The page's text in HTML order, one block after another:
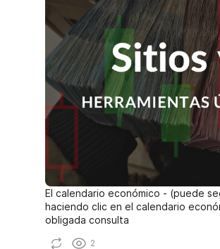
El calendario económico - (puede
haciendo clic en el calendario
obligada consulta
2